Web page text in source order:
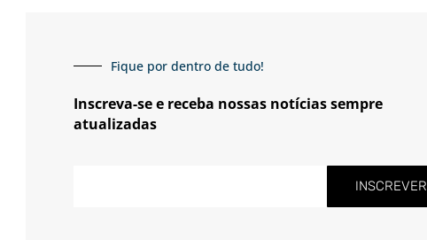
Fique por dentro de tudo!
Inscreva-se e receba nossas notícias sempre
atualizadas
INSCREVER